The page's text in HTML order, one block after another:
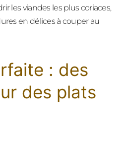
les viandes les plus coriaces,
en délices à couper au
: des
des plats